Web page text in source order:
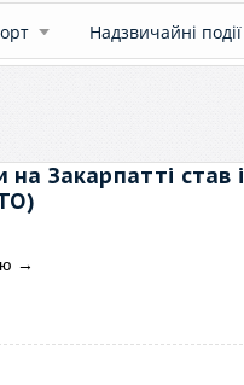
Надзвичайні події
на Закарпатті став і
→